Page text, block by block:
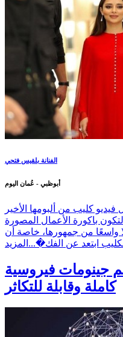
الفنانة بلقيس فتحي
أبوظبي - عُمان اليوم
كليب من ألبومها الأخير
باكورة الأعمال المصورة
واسعًا من جمهورها، خاصة أن
ابتعد عن الفك�... المزيد
جينومات فيروسية
كاملة وقابلة للتكاثر